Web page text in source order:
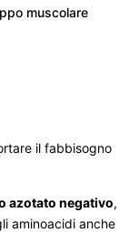
muscolare
il fabbisogno
azotato negativo,
aminoacidi anche